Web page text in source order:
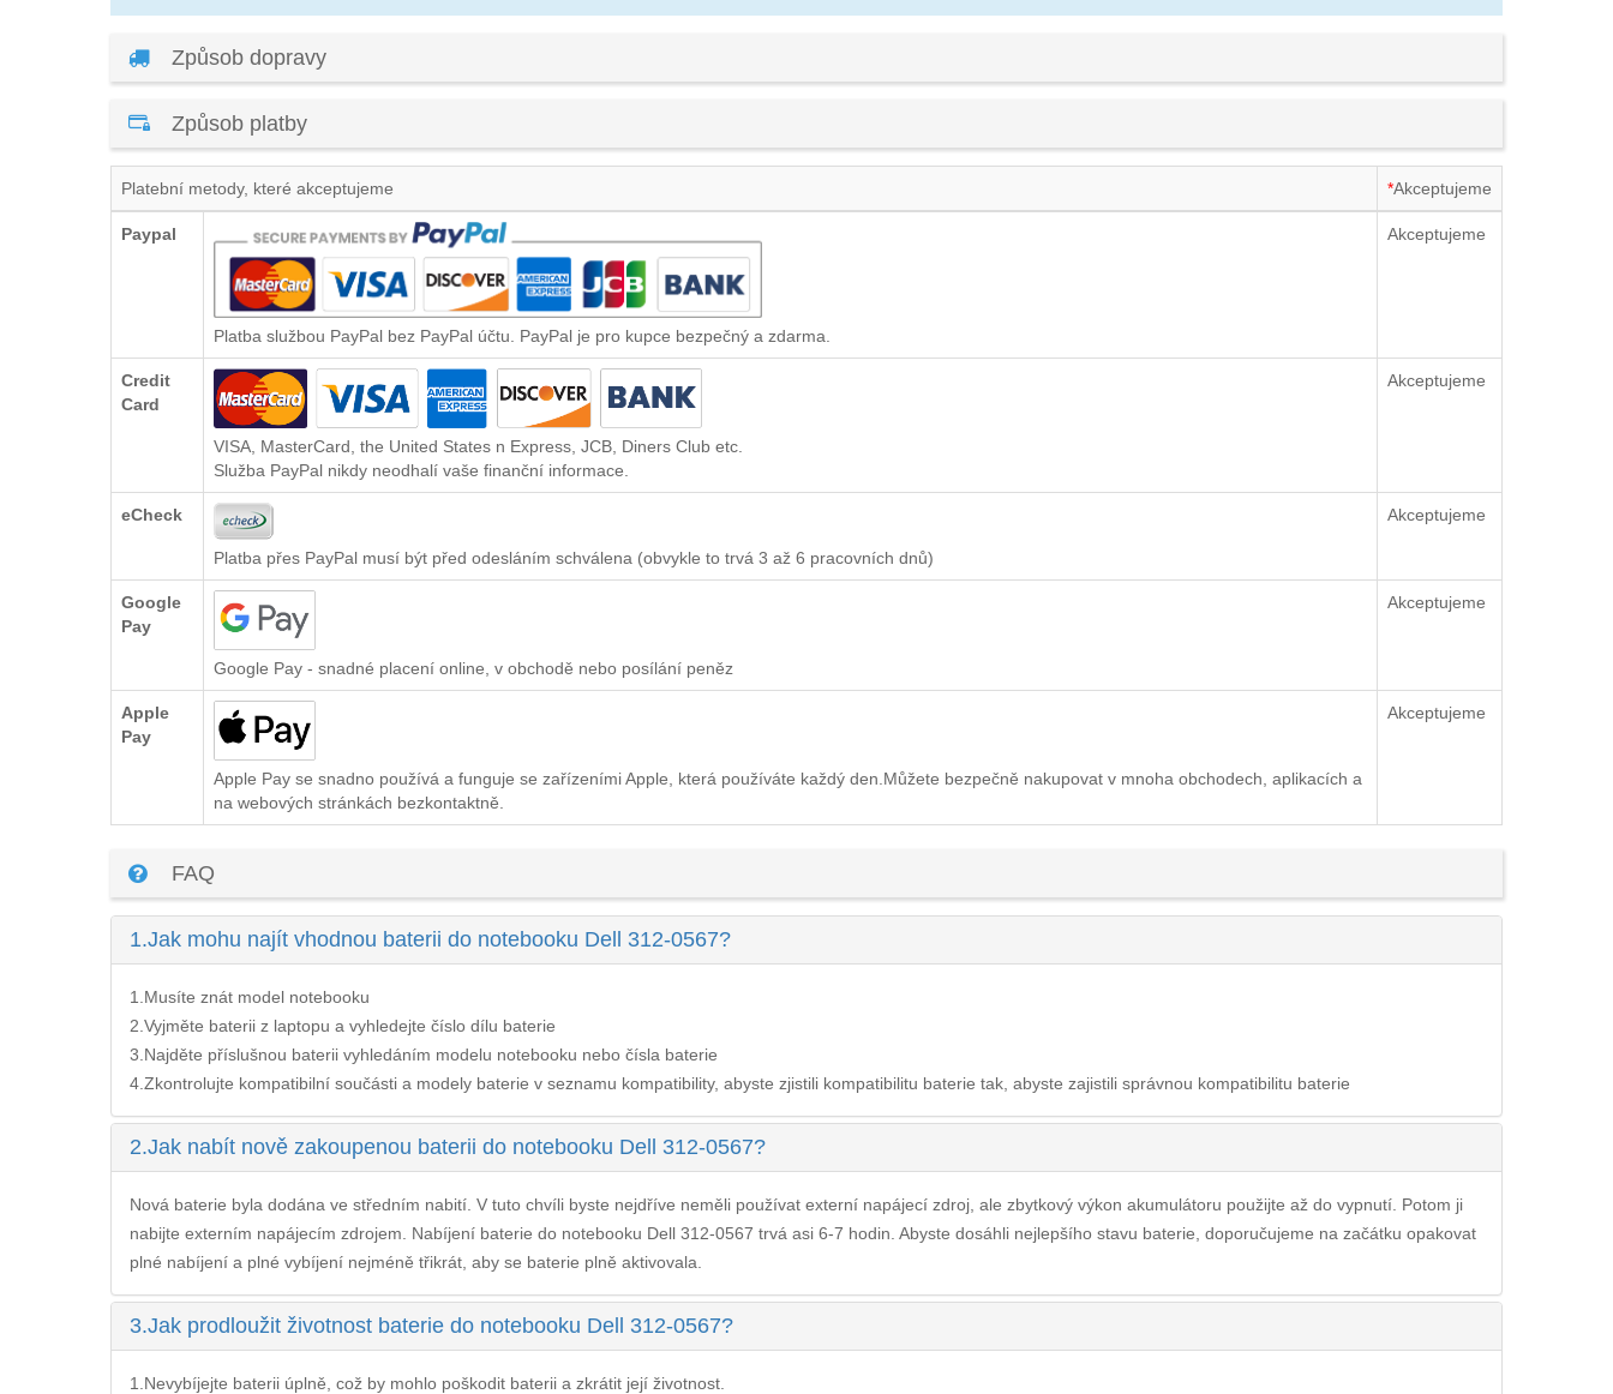
Způsob dopravy
Způsob platby
Platební metody, které akceptujeme *Akceptujeme
Paypal
Platba službou PayPal bez PayPal účtu. PayPal je pro kupce bezpečný a zdarma.
Akceptujeme
Credit
Card
VISA, MasterCard, the United States n Express, JCB, Diners Club etc.
Služba PayPal nikdy neodhalí vaše finanční informace.
Akceptujeme
eCheck
Platba přes PayPal musí být před odesláním schválena (obvykle to trvá 3 až 6 pracovních dnů)
Akceptujeme
Google
Pay
Google Pay - snadné placení online, v obchodě nebo posílání peněz
Akceptujeme
Apple
Pay
Apple Pay se snadno používá a funguje se zařízeními Apple, která používáte každý den.Můžete bezpečně nakupovat v mnoha obchodech, aplikacích a
na webových stránkách bezkontaktně.
Akceptujeme
FAQ
1.Jak mohu najít vhodnou baterii do notebooku Dell 312-0567?
1.Musíte znát model notebooku
2.Vyjměte baterii z laptopu a vyhledejte číslo dílu baterie
3.Najděte příslušnou baterii vyhledáním modelu notebooku nebo čísla baterie
4.Zkontrolujte kompatibilní součásti a modely baterie v seznamu kompatibility, abyste zjistili kompatibilitu baterie tak, abyste zajistili správnou kompatibilitu baterie
2.Jak nabít nově zakoupenou baterii do notebooku Dell 312-0567?
Nová baterie byla dodána ve středním nabití. V tuto chvíli byste nejdříve neměli používat externí napájecí zdroj, ale zbytkový výkon akumulátoru použijte až do vypnutí. Potom ji
nabijte externím napájecím zdrojem. Nabíjení baterie do notebooku Dell 312-0567 trvá asi 6-7 hodin. Abyste dosáhli nejlepšího stavu baterie, doporučujeme na začátku opakovat
plné nabíjení a plné vybíjení nejméně třikrát, aby se baterie plně aktivovala.
3.Jak prodloužit životnost baterie do notebooku Dell 312-0567?
1.Nevybíjejte baterii úplně, což by mohlo poškodit baterii a zkrátit její životnost.